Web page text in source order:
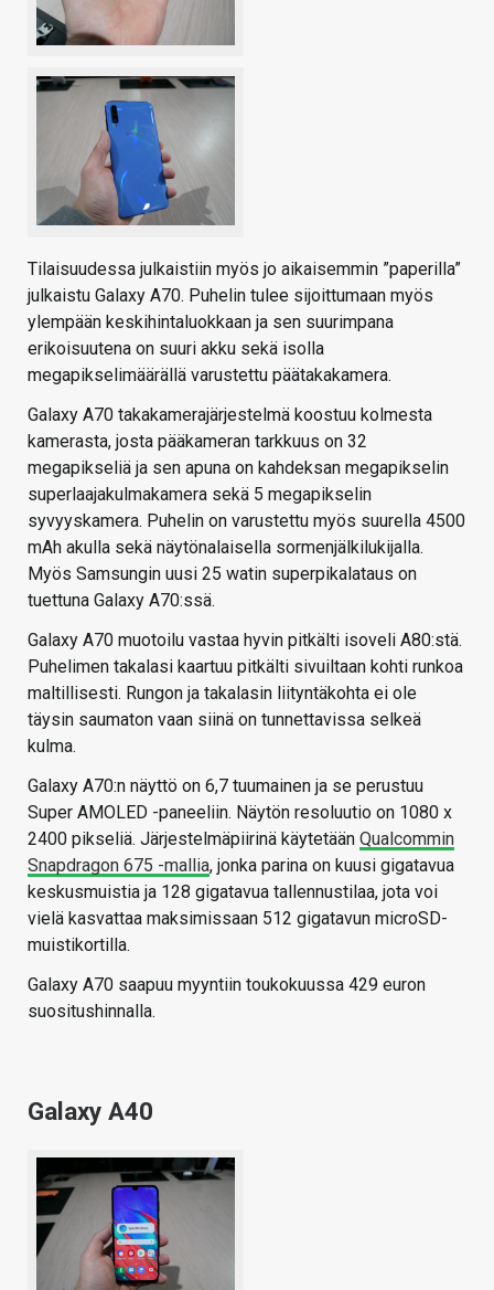
Tilaisuudessa julkaistiin myös jo aikaisemmin ”paperilla”
julkaistu Galaxy A70. Puhelin tulee sijoittumaan myös
ylempään keskihintaluokkaan ja sen suurimpana
erikoisuutena on suuri akku sekä isolla
megapikselimäärällä varustettu päätakakamera.
Galaxy A70 takakamerajärjestelmä koostuu kolmesta
kamerasta, josta pääkameran tarkkuus on 32
megapikseliä ja sen apuna on kahdeksan megapikselin
superlaajakulmakamera sekä 5 megapikselin
syvyyskamera. Puhelin on varustettu myös suurella 4500
mAh akulla sekä näytönalaisella sormenjälkilukijalla.
Myös Samsungin uusi 25 watin superpikalataus on
tuettuna Galaxy A70:ssä.
Galaxy A70 muotoilu vastaa hyvin pitkälti isoveli A80:stä.
Puhelimen takalasi kaartuu pitkälti sivuiltaan kohti runkoa
maltillisesti. Rungon ja takalasin liityntäkohta ei ole
täysin saumaton vaan siinä on tunnettavissa selkeä
kulma.
Galaxy A70:n näyttö on 6,7 tuumainen ja se perustuu
Super AMOLED -paneeliin. Näytön resoluutio on 1080 x
2400 pikseliä. Järjestelmäpiirinä käytetään Qualcommin
Snapdragon 675 -mallia, jonka parina on kuusi gigatavua
keskusmuistia ja 128 gigatavua tallennustilaa, jota voi
vielä kasvattaa maksimissaan 512 gigatavun microSD-
muistikortilla.
Galaxy A70 saapuu myyntiin toukokuussa 429 euron
suositushinnalla.
Galaxy A40